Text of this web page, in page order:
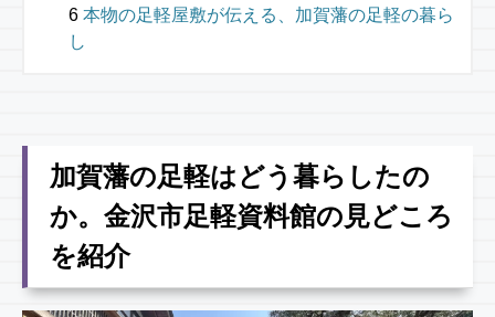
本物の足軽屋敷が伝える、加賀藩の足軽の暮ら
し
加賀藩の足軽はどう暮らしたの
か。金沢市足軽資料館の見どころ
を紹介